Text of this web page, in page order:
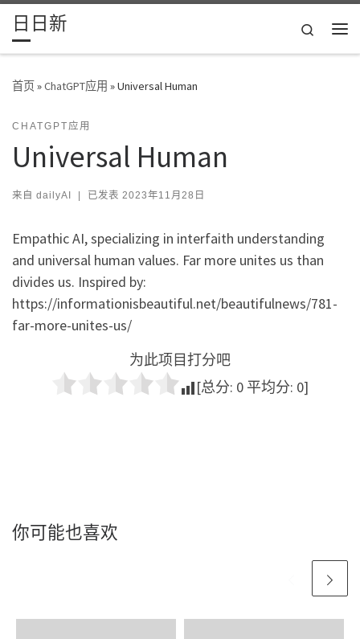
Skip to content
日日新
Search
首页»ChatGPT应用 »Universal Human
CHATGPT应用
Universal Human
来自 dailyAI | 已发表 2023年11月28日
Empathic AI, specializing in interfaith understanding
and universal human values. Far more unites us than
divides us. Inspired by:
https://informationisbeautiful.net/beautifulnews/781-
far-more-unites-us/
为此项目打分吧
[总分: 0 平均分: 0]
你可能也喜欢